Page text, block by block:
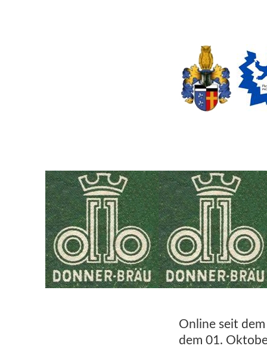
Online seit
dem 01.